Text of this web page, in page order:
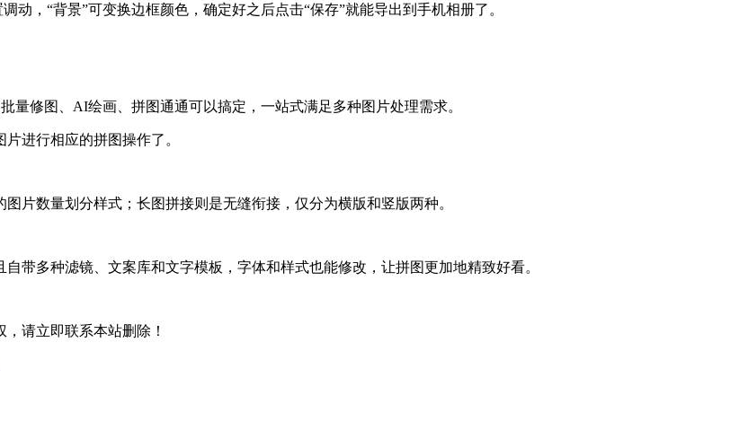
动，“背景”可变换边框颜色，确定好之后点击“保存”就能导出到手机相册了。
修图、AI绘画、拼图通通可以搞定，一站式满足多种图片处理需求。
进行相应的拼图操作了。
片数量划分样式；长图拼接则是无缝衔接，仅分为横版和竖版两种。
带多种滤镜、文案库和文字模板，字体和样式也能修改，让拼图更加地精致好看。
请立即联系本站删除！